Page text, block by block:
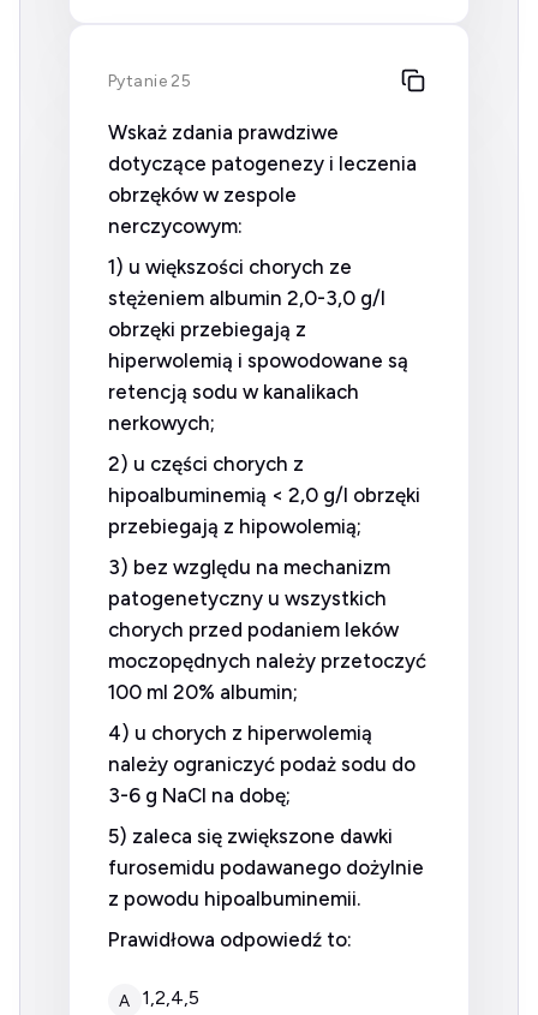
Pytanie 25
Wskaż zdania prawdziwe
dotyczące patogenezy i leczenia
obrzęków w zespole
nerczycowym:
1) u większości chorych ze
stężeniem albumin 2,0-3,0 g/l
obrzęki przebiegają z
hiperwolemią i spowodowane są
retencją sodu w kanalikach
nerkowych;
2) u części chorych z
hipoalbuminemią < 2,0 g/l obrzęki
przebiegają z hipowolemią;
3) bez względu na mechanizm
patogenetyczny u wszystkich
chorych przed podaniem leków
moczopędnych należy przetoczyć
100 ml 20% albumin;
4) u chorych z hiperwolemią
należy ograniczyć podaż sodu do
3-6 g NaCl na dobę;
5) zaleca się zwiększone dawki
furosemidu podawanego dożylnie
z powodu hipoalbuminemii.
Prawidłowa odpowiedź to:
A 1,2,4,5